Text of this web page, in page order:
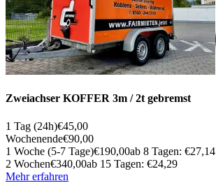
Zweiachser KOFFER 3m / 2t gebremst
1 Tag (24h)€45,00
Wochenende€90,00
1 Woche (5-7 Tage)€190,00ab 8 Tagen: €27,14
2 Wochen€340,00ab 15 Tagen: €24,29
Mehr erfahren